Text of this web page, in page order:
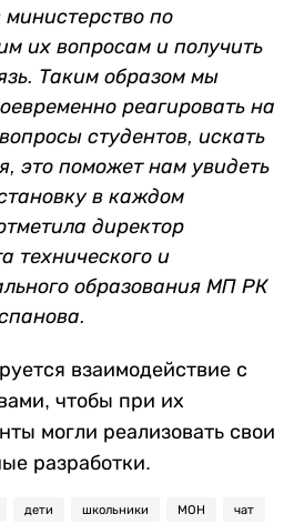
министерство по
их вопросам и получить
Таким образом мы
реагировать на
студентов, искать
это поможет нам увидеть
в каждом
директор
технического и
образования МП РК
взаимодействие с
чтобы при их
могли реализовать свои
разработки.
дети школьники МОН чат